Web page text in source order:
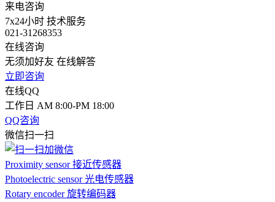
来电咨询
7x24小时 技术服务
021-31268353
在线咨询
无须加好友 在线解答
立即咨询
在线QQ
工作日 AM 8:00-PM 18:00
QQ咨询
微信扫一扫
Proximity sensor 接近传感器
Photoelectric sensor 光电传感器
Rotary encoder 旋转编码器